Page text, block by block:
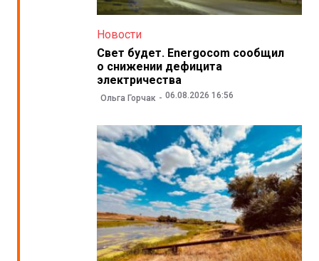
Новости
Свет будет. Energocom сообщил
о снижении дефицита
электричества
Ольга Горчак 06.08.2026 16:56